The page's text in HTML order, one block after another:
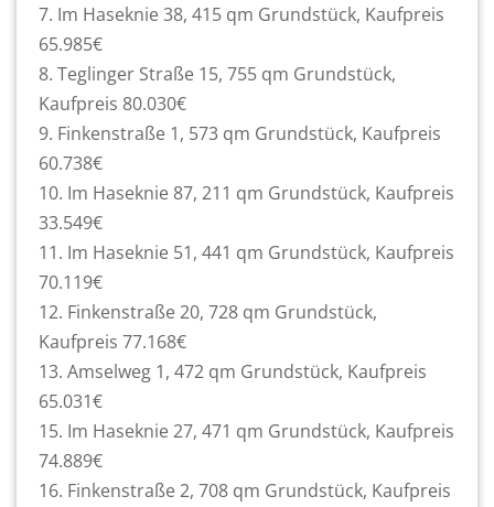
7. Im Haseknie 38, 415 qm Grundstück, Kaufpreis
65.985€
8. Teglinger Straße 15, 755 qm Grundstück,
Kaufpreis 80.030€
9. Finkenstraße 1, 573 qm Grundstück, Kaufpreis
60.738€
10. Im Haseknie 87, 211 qm Grundstück, Kaufpreis
33.549€
11. Im Haseknie 51, 441 qm Grundstück, Kaufpreis
70.119€
12. Finkenstraße 20, 728 qm Grundstück,
Kaufpreis 77.168€
13. Amselweg 1, 472 qm Grundstück, Kaufpreis
65.031€
15. Im Haseknie 27, 471 qm Grundstück, Kaufpreis
74.889€
16. Finkenstraße 2, 708 qm Grundstück, Kaufpreis